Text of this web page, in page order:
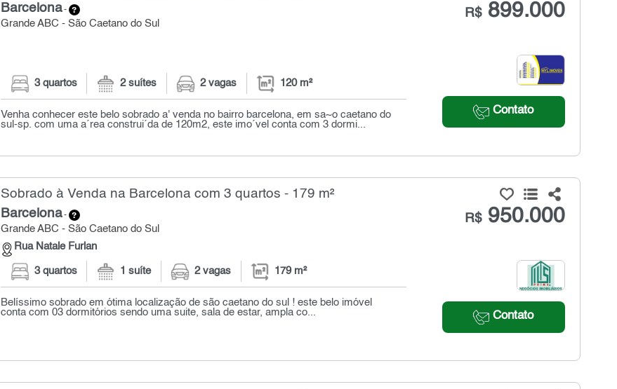
Barcelona-
Grande ABC - São Caetano do Sul
R$899.000
Contato
3 quartos 2 suítes 2 vagas 120 m²
Venha conhecer este belo sobrado a' venda no bairro barcelona, em sa~o caetano do
sul-sp. com uma a´rea construi´da de 120m2, este imo´vel conta com 3 dormi...
Sobrado à Venda na Barcelona com 3 quartos - 179 m²
Barcelona-
Grande ABC - São Caetano do Sul
Rua Natale Furlan
R$950.000
Contato
3 quartos 1 suíte 2 vagas 179 m²
Belíssimo sobrado em ótima localização de são caetano do sul ! este belo imóvel
conta com 03 dormitórios sendo uma suite, sala de estar, ampla co...